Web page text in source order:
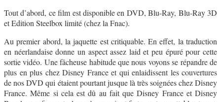
Tout d’abord, ce film est disponible en DVD, Blu-Ray, Blu-Ray 3D
et Edition Steelbox limité (chez la Fnac).
Au premier abord, la jaquette est critiquable. En effet, la traduction
en néerlandaise donne un aspect assez laid et peu épuré pour cette
sortie vidéo. Une fâcheuse habitude que nous voyons se répandre de
plus en plus chez Disney France et qui enlaidissent les couvertures
de nos DVD qui étaient pourtant jusque là très soignées chez Disney
France. Même si cela est dû au fait que Disney France et Disney